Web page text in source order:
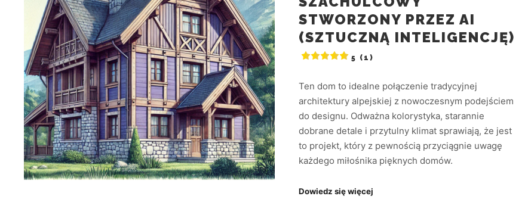
STWORZONY PRZEZ AI
(SZTUCZNĄ INTELIGENCJĘ)
5 (1)
Ten dom to idealne połączenie tradycyjnej
architektury alpejskiej z nowoczesnym podejściem
do designu. Odważna kolorystyka, starannie
dobrane detale i przytulny klimat sprawiają, że jest
to projekt, który z pewnością przyciągnie uwagę
każdego miłośnika pięknych domów.
Dowiedz się więcej